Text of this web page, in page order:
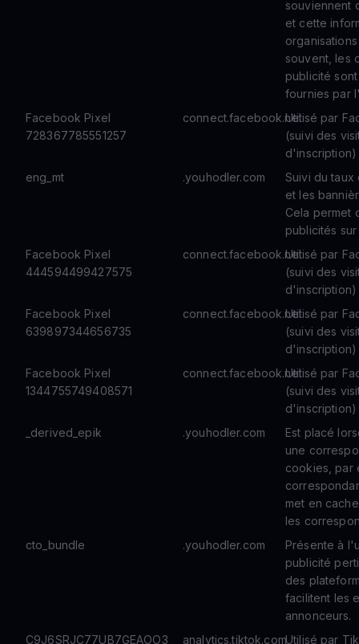
souviennent
et cette
souvent, les
publicité
fournies par
Facebook Pixel
728367785551257
connect.facebook.netUtilisé par
(suivi des
d'inscription)
eng_mt
.youhodler.com
Suivi du
et les
Cela permet
publicités
Facebook Pixel
444594499427575
connect.facebook.netUtilisé par
(suivi des
d'inscription)
Facebook Pixel
639897344656735
connect.facebook.netUtilisé par
(suivi des
d'inscription)
Facebook Pixel
1344755749408571
connect.facebook.netUtilisé par
(suivi des
d'inscription)
_derived_epik
.youhodler.com
Est placé
une
cookies, par
met en
les
cto_bundle
.youhodler.com
Présente à
publicité
des
facilitent les
annonceurs.
C9J6SRJC77UB7GEAOO3
analytics.tiktok.comUtilisé par